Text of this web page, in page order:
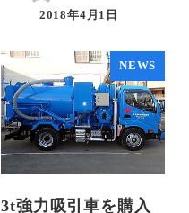
2018年4月1日
NEWS
3t強力吸引車を購入